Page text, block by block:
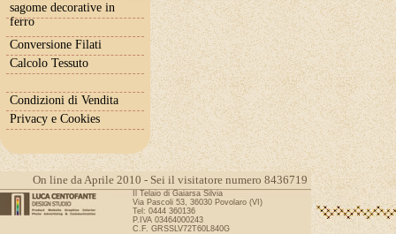
sagome decorative in
ferro
Conversione Filati
Calcolo Tessuto
Condizioni di Vendita
Privacy e Cookies
On line da Aprile 2010 - Sei il visitatore numero 8436719
Il Telaio di Gaiarsa Silvia
Via Pascoli 53, 36030 Povolaro (VI)
Tel: 0444 360136
P.IVA 03464000243
C.F. GRSSLV72T60L840G